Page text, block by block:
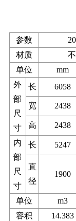
参数
材质
单位
mm
外
部
尺
寸
长 6058
宽 2438
高 2438
内
部
尺
寸
长 5247
直
径
1900
单位 m3
容积
14.383